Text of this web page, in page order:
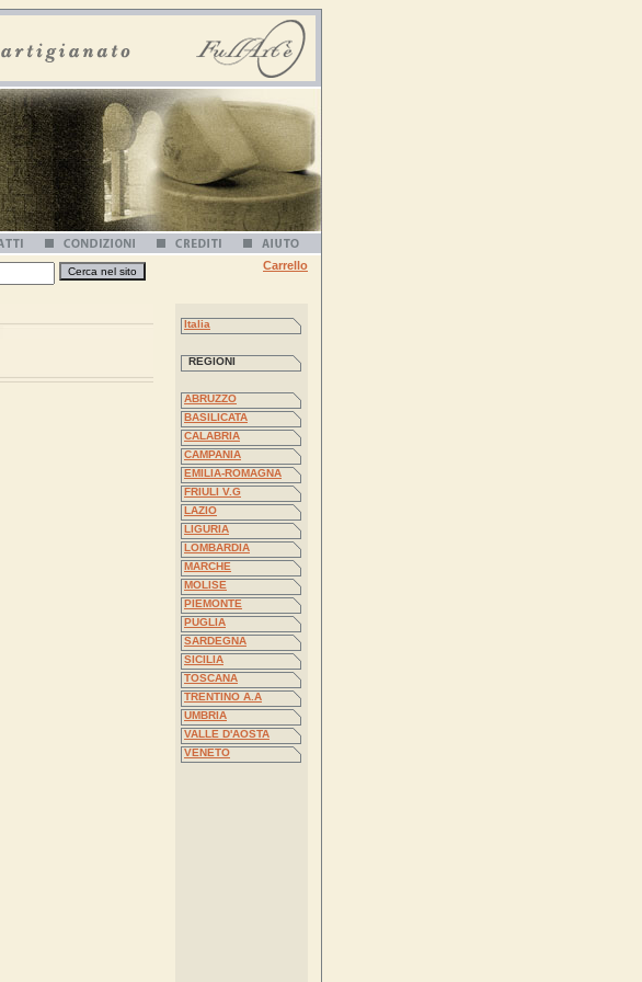
Carrello
Italia
REGIONI
ABRUZZO
BASILICATA
CALABRIA
CAMPANIA
EMILIA-ROMAGNA
FRIULI V.G
LAZIO
LIGURIA
LOMBARDIA
MARCHE
MOLISE
PIEMONTE
PUGLIA
SARDEGNA
SICILIA
TOSCANA
TRENTINO A.A
UMBRIA
VALLE D'AOSTA
VENETO